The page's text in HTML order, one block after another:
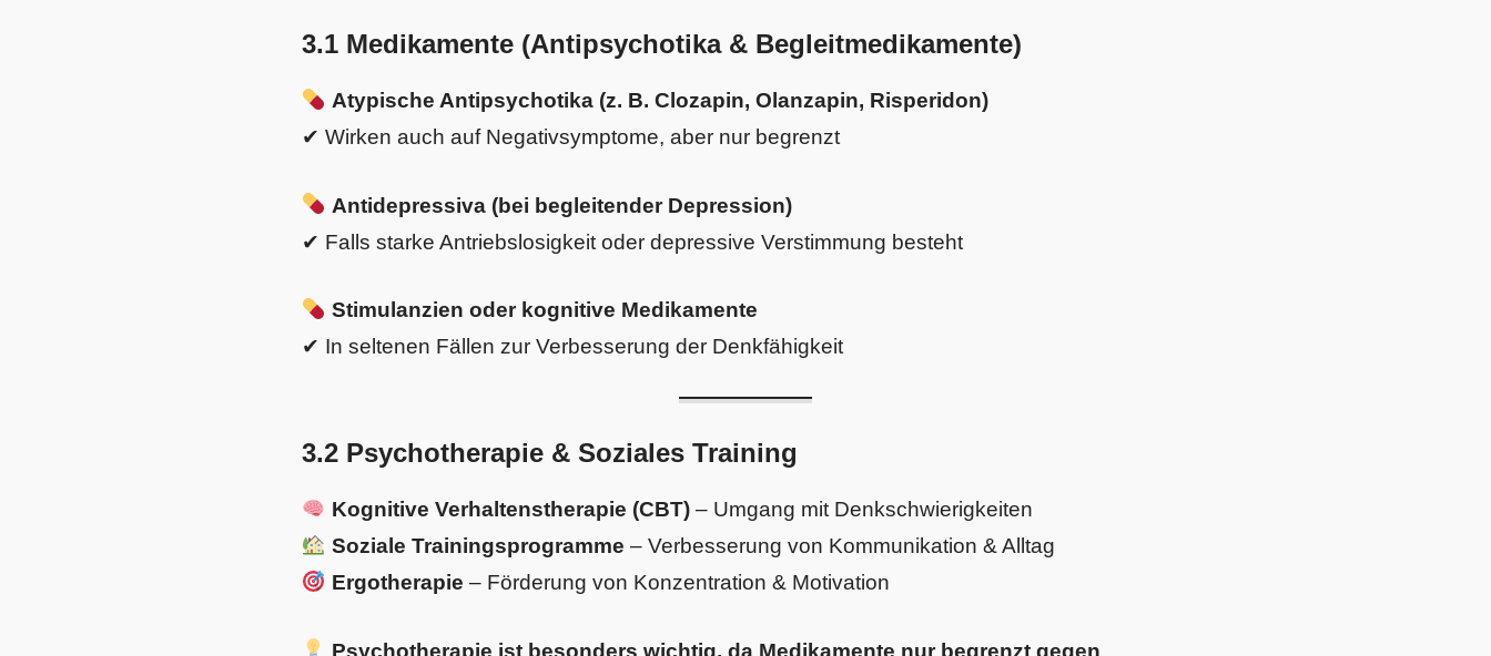
3.1 Medikamente (Antipsychotika & Begleitmedikamente)
Atypische Antipsychotika (z. B. Clozapin, Olanzapin, Risperidon)
✔ Wirken auch auf Negativsymptome, aber nur begrenzt
Antidepressiva (bei begleitender Depression)
✔ Falls starke Antriebslosigkeit oder depressive Verstimmung besteht
Stimulanzien oder kognitive Medikamente
✔ In seltenen Fällen zur Verbesserung der Denkfähigkeit
3.2 Psychotherapie & Soziales Training
Kognitive Verhaltenstherapie (CBT)– Umgang mit Denkschwierigkeiten
Soziale Trainingsprogramme – Verbesserung von Kommunikation & Alltag
Ergotherapie – Förderung von Konzentration & Motivation
Psychotherapie ist besonders wichtig, da Medikamente nur begrenzt gegen